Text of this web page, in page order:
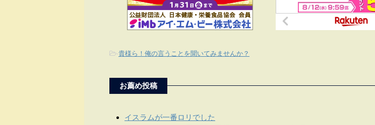
-貴様ら！俺の言うことを聞いてみませんか？
お薦め投稿
イスラムが一番ロリでした